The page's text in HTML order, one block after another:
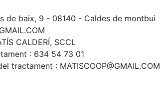
de baix, 9 - 08140 - Caldes de montbui
CALDERÍ, SCCL
: 634 54 73 01
tractament : MATISCOOP@GMAIL.COM